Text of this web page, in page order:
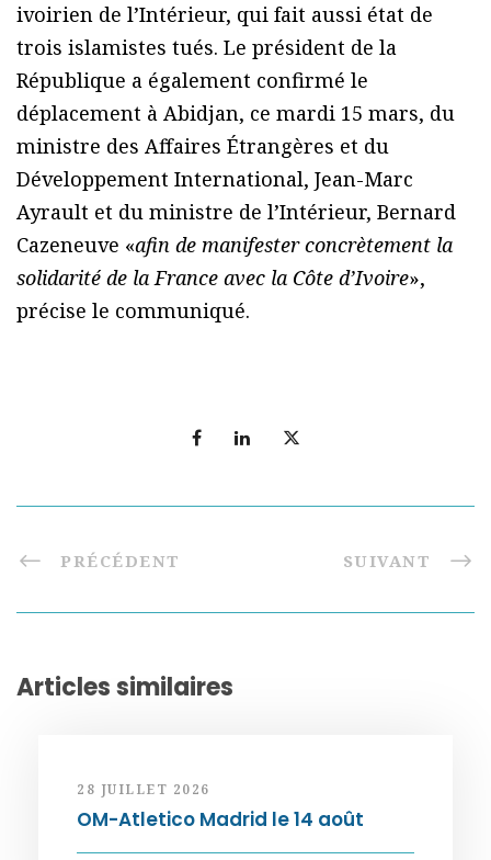
ivoirien de l’Intérieur, qui fait aussi état de
trois islamistes tués. Le président de la
République a également confirmé le
déplacement à Abidjan, ce mardi 15 mars, du
ministre des Affaires Étrangères et du
Développement International, Jean-Marc
Ayrault et du ministre de l’Intérieur, Bernard
Cazeneuve «afin de manifester concrètement la
solidarité de la France avec la Côte d’Ivoire»,
précise le communiqué.
PRÉCÉDENT SUIVANT
Articles similaires
28 JUILLET 2026
OM-Atletico Madrid le 14 août